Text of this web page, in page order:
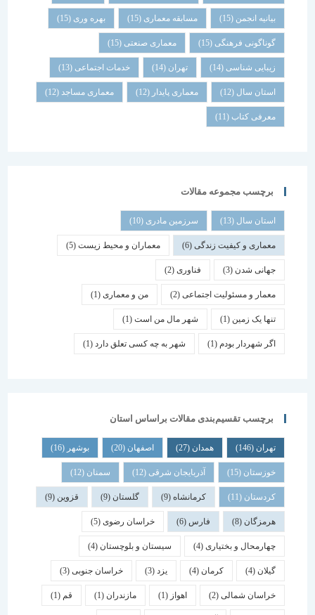
بیانیه انجمن(15) مسابقه معماری (15) بهره وری(15)
گوناگونی فرهنگی (15) معماری صنعتی(15)
زیبایی شناسی (14) تهران خدمات اجتماعی (13)
استان سال(12) معماری پایدار (12) معماری مساجد(12)
معرفی کتاب(11)
برچسب مجموعه مقالات
استان سال(13) سرزمین مادری(10)
معماری و کیفیت زندگی(6) معماران و محیط زیست(5)
جهانی شدن(3) فناوری (2)
معمار و مسئولیت اجتماعی (2) من و معماری (1)
تنها یک زمین(1) شهر مال من است(1)
اگر شهردار بودم (1) شهر به چه کسی تعلق دارد(1)
برچسب تقسیم‌بندی مقالات براساس استان
همدان اصفهان (20) بوشهر
خوزستان(15) آذربایجان شرقی(12) سمنان (12)
کردستان(11) کرمانشاه(9) گلستان (9) قزوین
هرمزگان(8) فارس خراسان رضوی(5)
چهارمحال و بختیاری (4) سیستان و بلوچستان(4)
کرمان یزد خراسان جنوبی(3)
خراسان شمالی(2) اهواز مازندران(1) قم